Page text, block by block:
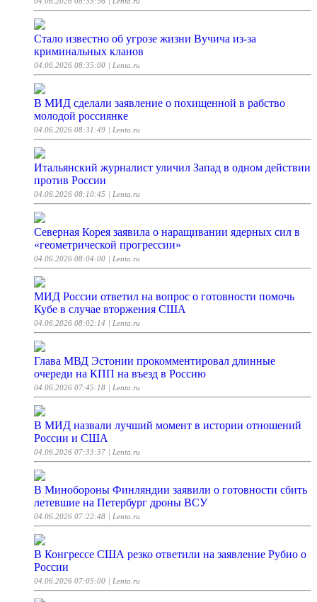
Стало известно об угрозе жизни Вучича из-за
криминальных кланов
04.06.2026 08:35:00 | Lenta.ru
В МИД сделали заявление о похищенной в рабство
молодой россиянке
04.06.2026 08:31:49 | Lenta.ru
Итальянский журналист уличил Запад в одном действии
против России
04.06.2026 08:10:45 | Lenta.ru
Северная Корея заявила о наращивании ядерных сил в
«геометрической прогрессии»
04.06.2026 08:04:00 | Lenta.ru
МИД России ответил на вопрос о готовности помочь
Кубе в случае вторжения США
04.06.2026 08:02:14 | Lenta.ru
Глава МВД Эстонии прокомментировал длинные
очереди на КПП на въезд в Россию
04.06.2026 07:45:18 | Lenta.ru
В МИД назвали лучший момент в истории отношений
России и США
04.06.2026 07:33:37 | Lenta.ru
В Минобороны Финляндии заявили о готовности сбить
летевшие на Петербург дроны ВСУ
04.06.2026 07:22:48 | Lenta.ru
В Конгрессе США резко ответили на заявление Рубио о
России
04.06.2026 07:05:00 | Lenta.ru